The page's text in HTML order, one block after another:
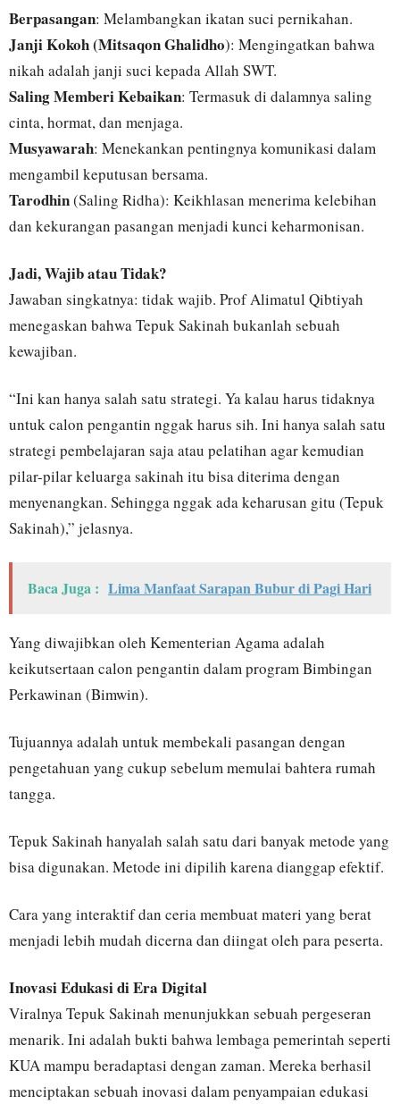
Berpasangan: Melambangkan ikatan suci pernikahan.
Janji Kokoh (Mitsaqon Ghalidho): Mengingatkan bahwa
nikah adalah janji suci kepada Allah SWT.
Saling Memberi Kebaikan: Termasuk di dalamnya saling
cinta, hormat, dan menjaga.
Musyawarah: Menekankan pentingnya komunikasi dalam
mengambil keputusan bersama.
Tarodhin(Saling Ridha): Keikhlasan menerima kelebihan
dan kekurangan pasangan menjadi kunci keharmonisan.
Jadi, Wajib atau Tidak?
Jawaban singkatnya: tidak wajib. Prof Alimatul Qibtiyah
menegaskan bahwa Tepuk Sakinah bukanlah sebuah
kewajiban.
“Ini kan hanya salah satu strategi. Ya kalau harus tidaknya
untuk calon pengantin nggak harus sih. Ini hanya salah satu
strategi pembelajaran saja atau pelatihan agar kemudian
pilar-pilar keluarga sakinah itu bisa diterima dengan
menyenangkan. Sehingga nggak ada keharusan gitu (Tepuk
Sakinah),” jelasnya.
Baca Juga : Lima Manfaat Sarapan Bubur di Pagi Hari
Yang diwajibkan oleh Kementerian Agama adalah
keikutsertaan calon pengantin dalam program Bimbingan
Perkawinan (Bimwin).
Tujuannya adalah untuk membekali pasangan dengan
pengetahuan yang cukup sebelum memulai bahtera rumah
tangga.
Tepuk Sakinah hanyalah salah satu dari banyak metode yang
bisa digunakan. Metode ini dipilih karena dianggap efektif.
Cara yang interaktif dan ceria membuat materi yang berat
menjadi lebih mudah dicerna dan diingat oleh para peserta.
Inovasi Edukasi di Era Digital
Viralnya Tepuk Sakinah menunjukkan sebuah pergeseran
menarik. Ini adalah bukti bahwa lembaga pemerintah seperti
KUA mampu beradaptasi dengan zaman. Mereka berhasil
menciptakan sebuah inovasi dalam penyampaian edukasi